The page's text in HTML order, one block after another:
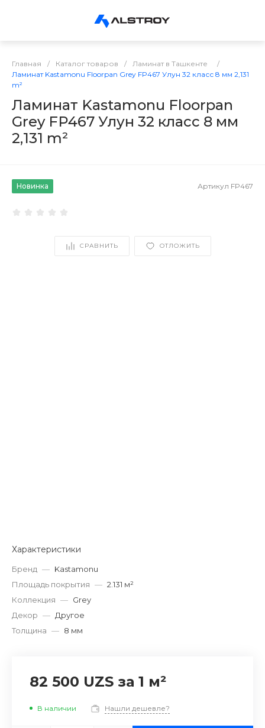
Главная / Каталог товаров / Ламинат в Ташкенте
/
Ламинат Kastamonu Floorpan Grey FP467 Улун 32 класс 8 мм 2,131
m²
Ламинат Kastamonu Floorpan
Grey FP467 Улун 32 класс 8 мм
2,131 m²
Новинка Артикул FP467
СРАВНИТЬ ОТЛОЖИТЬ
Характеристики
Бренд — Kastamonu
Площадь покрытия — 2.131 м²
Коллекция — Grey
Декор — Другое
Толщина — 8 мм
82 500 UZS за 1 м²
В наличии Нашли дешевле?